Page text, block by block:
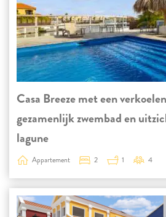
Casa Breeze met een
gezamenlijk zwembad en
lagune
Appartement 2 1 4